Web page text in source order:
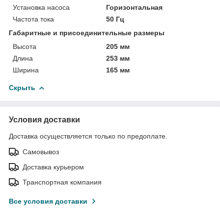
Установка насоса
Горизонтальная
Частота тока
50 Гц
Габаритные и присоединительные размеры
Высота
205 мм
Длина
253 мм
Ширина
165 мм
Скрыть
Условия доставки
Доставка осуществляется только по предоплате.
Самовывоз
Доставка курьером
Транспортная компания
Все условия доставки